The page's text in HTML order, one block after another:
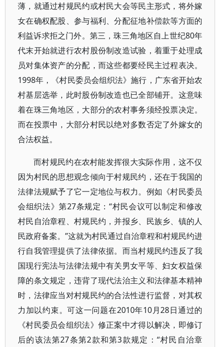
薄，就通过村规民约或村民大会等民主形式，将外嫁
女在确权配股、参与福利、分配征地补偿款等方面的
利益诉求拒之门外。第三，珠三角地区自上世纪80年
代末开始就进行农村股份制改造试验，着重于处理成
员对集体资产的分配，而这些都要经民主过程表决。
1998年，《村民委员会组织法》施行，广东省开始农
村基层选举，此时股份制改造也已全部铺开。这意味
着在珠三角地区，大部分的农村事务须经投票决定。
而在投票中，大部分村民以绝对多数否定了外嫁女的
合法权益。
而村规民约在农村能发挥很大实际作用，这不仅
因为村民的思想观念倾向于村规民约，还在于我国的
法律法规赋予了它一定地位与权力。例如《村民委员
会组织法》第27条规定：“村民会议可以制定和修改
村民自治章程、村规民约，并报乡、民族乡、镇的人
民政府备案。”这就为村民通过自治章程和村规民约进
行自我管理提供了法律依据。而当村规民约违反了我
国现行宪法与法律法规中有关男女平等、妇女权益保
障的条文规定，违背了现代法治主义和法律基本精神
时，法律应当对村规民约的合法性进行监督，对其权
力加以约束。可这一问题在2010年10月28日通过的
《村民委员会组织法》修正案中才得以解决，即修订
后的该法第27条第2款和第3款规定：“村民自治章